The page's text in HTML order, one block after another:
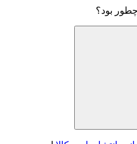
بود؟